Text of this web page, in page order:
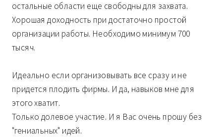
остальные области еще свободны для захвата.
Хорошая доходность при достаточно простой
организации работы. Необходимо минимум 700
тысяч.
Идеально если организовывать все сразу и не
придется плодить фирмы. И да, навыков мне для
этого хватит.
Только долевое участие. И я Вас очень прошу без
"гениальных" идей.